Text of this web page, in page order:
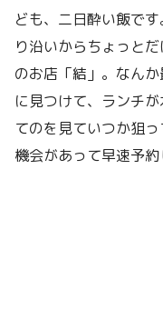
ども、二日酔い飯で
り沿いからちょっと
のお店「結」。なん
に見つけて、ランチ
てのを見ていつか狙
機会があって早速予